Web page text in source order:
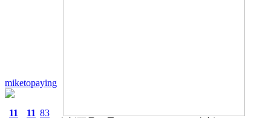
miketopaying
11 11 83